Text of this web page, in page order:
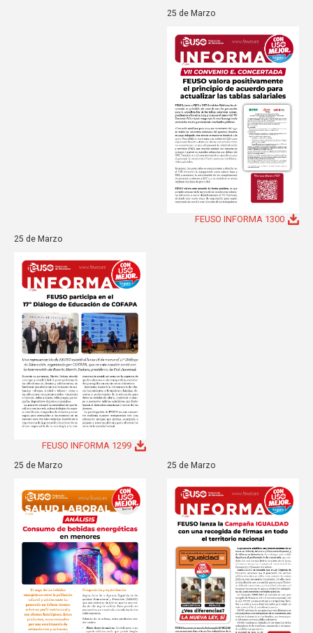
25 de Marzo
FEUSO INFORMA 1300
25 de Marzo
FEUSO INFORMA 1299
25 de Marzo 25 de Marzo